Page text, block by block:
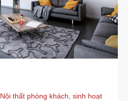
Nội thất phòng khách, sinh hoạt